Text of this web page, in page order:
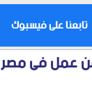
تابعنا على فيسبوك